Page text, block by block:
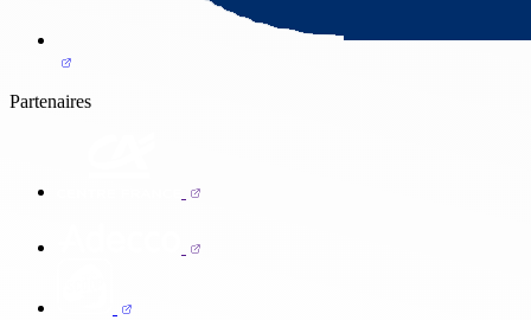
Partenaires